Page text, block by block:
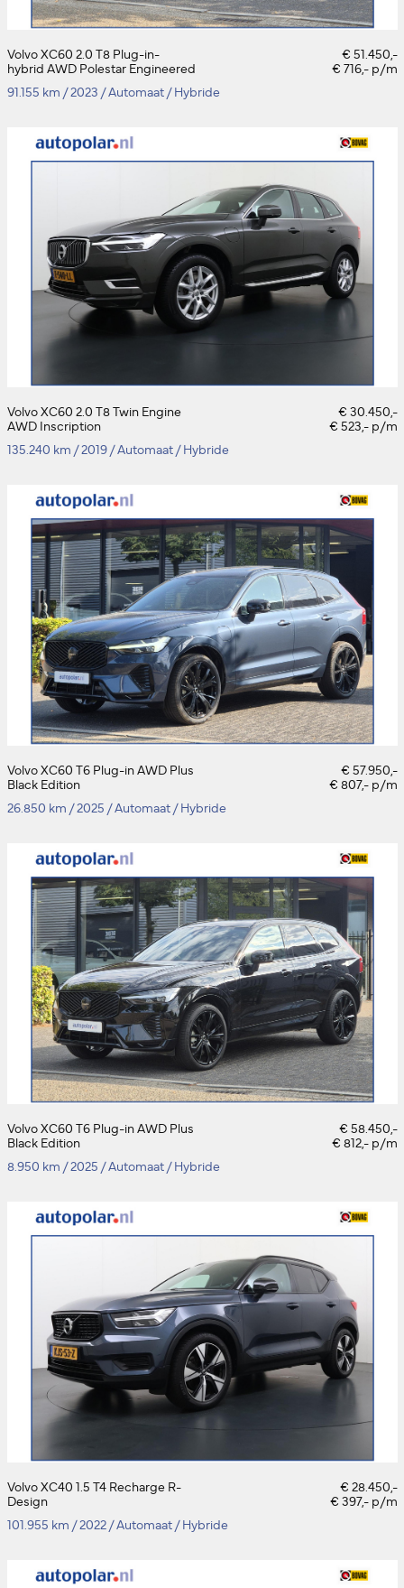
Volvo XC60 2.0 T8 Plug-in-
hybrid AWD Polestar Engineered
€ 51.450,-
€ 716,- p/m
91.155 km /2023 /Automaat /Hybride
Volvo XC60 2.0 T8 Twin Engine
AWD Inscription
€ 30.450,-
€ 523,- p/m
135.240 km /2019 /Automaat /Hybride
Volvo XC60 T6 Plug-in AWD Plus
Black Edition
€ 57.950,-
€ 807,- p/m
26.850 km /2025 /Automaat /Hybride
Volvo XC60 T6 Plug-in AWD Plus
Black Edition
€ 58.450,-
€ 812,- p/m
8.950 km /2025 /Automaat /Hybride
Volvo XC40 1.5 T4 Recharge R-
Design
€ 28.450,-
€ 397,- p/m
101.955 km /2022 /Automaat /Hybride